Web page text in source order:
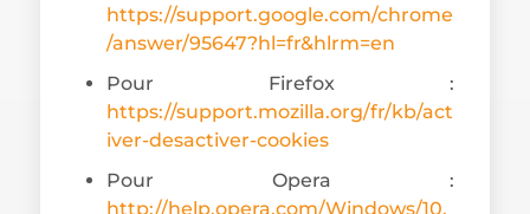
https://support.google.com/chrome
/answer/95647?hl=fr&hlrm=en
Pour Firefox :
https://support.mozilla.org/fr/kb/act
iver-desactiver-cookies
Pour Opera :
http://help.opera.com/Windows/10.